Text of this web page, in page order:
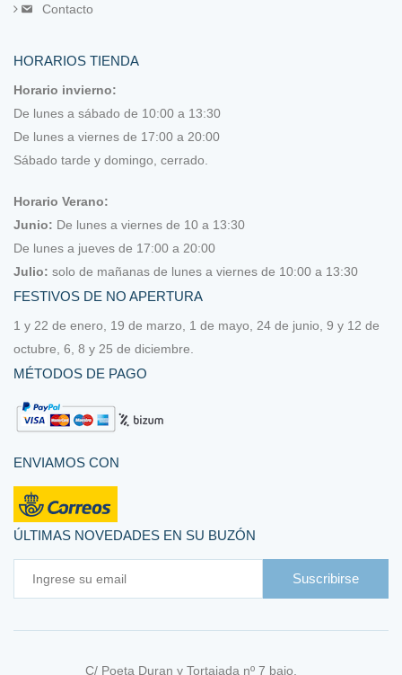
Patchwork Multicolor de Juani Cavas (EPP)
Reglas
Hilos
Acolchar a mano
Hilo lana Rustic wool Moire
Hilo Roselló Lino
Kits y tutoriales de Pendiente de un Hilo
Lanas y algodones (para tejer o ganchillo)
Accesorios tejer y ganchillear
Contacto
HORARIOS TIENDA
Horario invierno:
De lunes a sábado de 10:00 a 13:30
De lunes a viernes de 17:00 a 20:00
Sábado tarde y domingo, cerrado.
Horario Verano:
Junio: De lunes a viernes de 10 a 13:30
De lunes a jueves de 17:00 a 20:00
Julio: solo de mañanas de lunes a viernes de 10:00 a 13:30
FESTIVOS DE NO APERTURA
1 y 22 de enero, 19 de marzo, 1 de mayo, 24 de junio, 9 y 12 de
octubre, 6, 8 y 25 de diciembre.
MÉTODOS DE PAGO
ENVIAMOS CON
ÚLTIMAS NOVEDADES EN SU BUZÓN
Suscribirse
C/ Poeta Duran y Tortajada nº 7 bajo,